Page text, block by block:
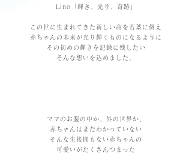
Lino「輝き、光り、奇跡」
この世に生まれてきた新しい命を若葉に例え
赤ちゃんの未来が光り輝くものになるように
その初めの輝きを記録に残したい
そんな想いを込めました。
ママのお腹の中か、外の世界か、
赤ちゃんはまだわかっていない
そんな生後間もない赤ちゃんの
可愛いがたくさんつまった